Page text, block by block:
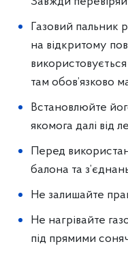
Газовий пальник
на відкритому
там обов’язково
Встановлюйте
якомога далі від
Перед
балона та
Не залишайте
Не нагрівайте
під прямими